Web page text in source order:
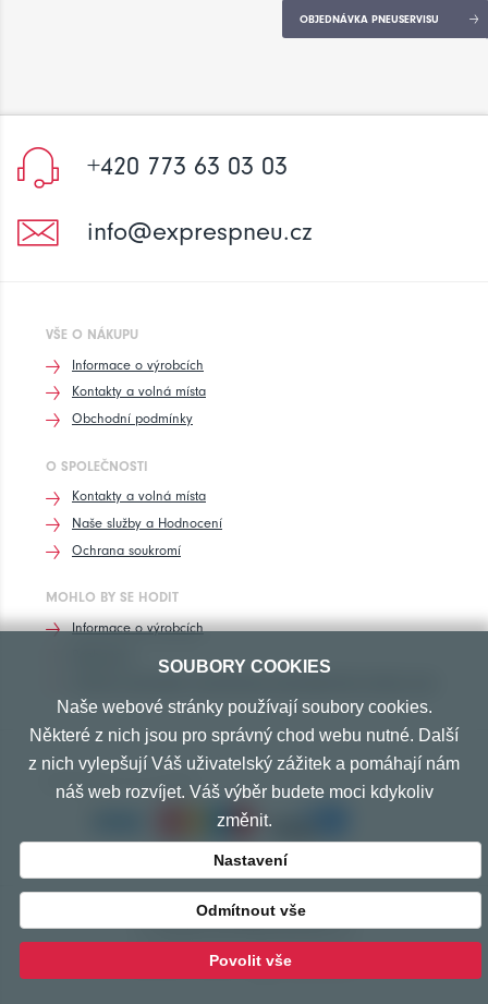
OBJEDNÁVKA PNEUSERVISU
+420 773 63 03 03
info@exprespneu.cz
VŠE O NÁKUPU
Informace o výrobcích
Kontakty a volná místa
Obchodní podmínky
O SPOLEČNOSTI
Kontakty a volná místa
Naše služby a Hodnocení
Ochrana soukromí
MOHLO BY SE HODIT
Informace o výrobcích
PŘIJÍMÁME TYTO PLATBY
© Copyright 2010-2026 Exprespneu.cz
vytvořeno s láskou www.izon.cz
SOUBORY COOKIES
Naše webové stránky používají soubory cookies.
Některé z nich jsou pro správný chod webu nutné. Další
z nich vylepšují Váš uživatelský zážitek a pomáhají nám
náš web rozvíjet. Váš výběr budete moci kdykoliv
změnit.
Nastavení
Odmítnout vše
Povolit vše